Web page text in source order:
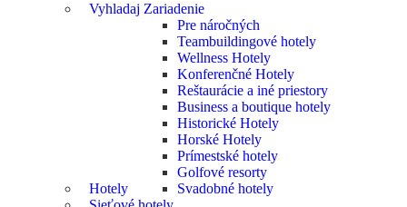
Vyhladaj Zariadenie
Hotely
Pre náročných
Teambuildingové hotely
Wellness Hotely
Konferenčné Hotely
Reštaurácie a iné priestory
Business a boutique hotely
Historické Hotely
Horské Hotely
Prímestské hotely
Golfové resorty
Svadobné hotely